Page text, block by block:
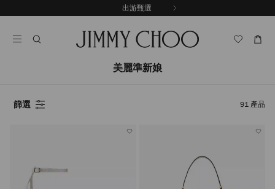
至
出游甄選
美麗準新娘
篩選 91 產品